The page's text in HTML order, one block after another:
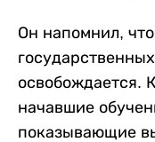
Он напомнил,
освобождается.
начавшие
показывающие